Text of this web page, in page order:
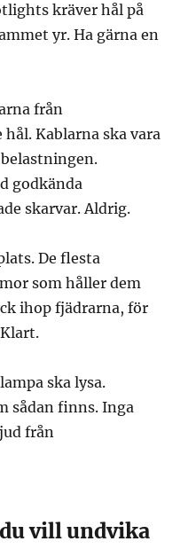
kräver hål på
yr. Ha gärna en
från
Kablarna ska vara
godkända
skarvar. Aldrig.
De flesta
som håller dem
ihop fjädrarna, för
ska lysa.
sådan finns. Inga
från
vill undvika